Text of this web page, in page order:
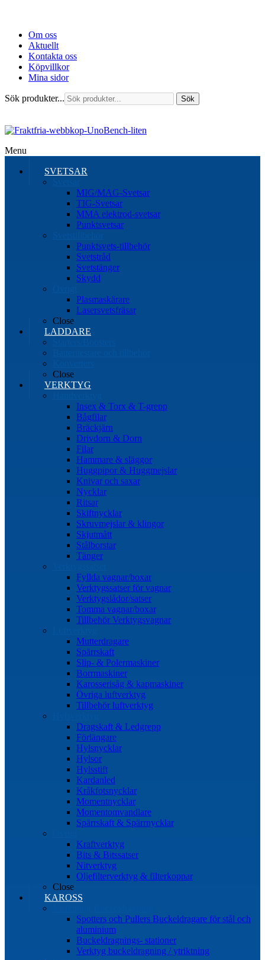
Om oss
Aktuellt
Kontakta oss
Köpvillkor
Mina sidor
Sök produkter... Sök
Menu
SVETSAR
MIG/MAG-Svetsar
TIG-Svetsar
MMA elektrod-svetsar
Punktsvetsar
Punktsvets-tillbehör
Svetstråd
Svetstänger
Skydd
Plasmaskärare
Lasersvetsfräsar
Close
LADDARE
Close
VERKTYG
Insex & Torx & T-grepp
Bågfilar
Bräckjärn
Drivdorn & Dorn
Filar
Hammare & släggor
Huggpipor & Huggmejslar
Knivar och saxar
Nycklar
Ritsar
Skiftnycklar
Skruvmejslar & klingor
Skjutmått
Stålborstar
Tänger
Fyllda vagnar/boxar
Verktygssatser för vagnar
Verktygslådor/satser
Tomma vagnar/boxar
Tillbehör Verktygsvagnar
Mutterdragare
Spärrskaft
Slip- & Polermaskiner
Borrmaskiner
Karosserisåg & kapmaskiner
Övriga luftverktyg
Tillbehör luftverktyg
Dragskaft & Ledgrepp
Förlängare
Hylsnycklar
Hylsor
Hylsstift
Kardanled
Kråkfotsnycklar
Momentnycklar
Momentomvandlare
Spärrskaft & Spärrnycklar
Kraftverktyg
Bits & Bitssatser
Nitverktyg
Oljefilterverktyg & filterkoppar
Close
KAROSS
Spotters och Pullers Buckeldragare för stål och
aluminium
Buckeldragnings- stationer
Verktyg buckeldragning / ytriktning